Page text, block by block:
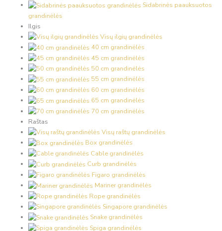
Sidabrinės paauksuotos
grandinėlės
Ilgis
Visų ilgių grandinėlės
40 cm grandinėlės
45 cm grandinėlės
50 cm grandinėlės
55 cm grandinėlės
60 cm grandinėlės
65 cm grandinėlės
70 cm grandinėlės
Raštas
Visų raštų grandinėlės
Box grandinėlės
Cable grandinėlės
Curb grandinėlės
Figaro grandinėlės
Mariner grandinėlės
Rope grandinėlės
Singapore grandinėlės
Snake grandinėlės
Spiga grandinėlės